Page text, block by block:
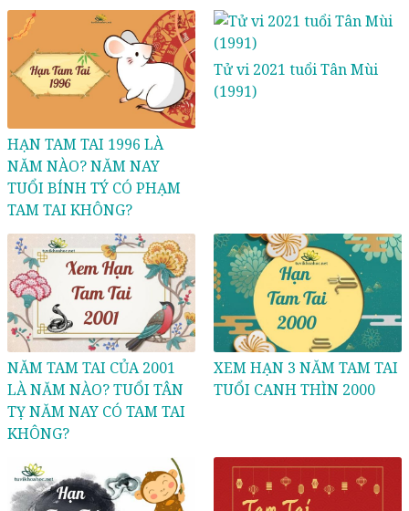
HẠN TAM TAI 1996 LÀ
NĂM NÀO? NĂM NAY
TUỔI BÍNH TÝ CÓ PHẠM
TAM TAI KHÔNG?
Tử vi 2021 tuổi Tân Mùi
(1991)
NĂM TAM TAI CỦA 2001
LÀ NĂM NÀO? TUỔI TÂN
TỴ NĂM NAY CÓ TAM TAI
KHÔNG?
XEM HẠN 3 NĂM TAM TAI
TUỔI CANH THÌN 2000